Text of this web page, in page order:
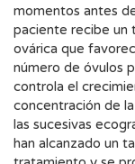
momentos antes
paciente recibe un
ovárica que
número de óvulos
controla el
concentración de
las sucesivas
han alcanzado un